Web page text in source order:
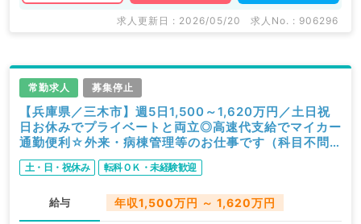
求人更新日 : 2026/05/20 求人No. : 906296
常勤求人 募集停止
【兵庫県／三木市】週5日1,500～1,620万円／土日祝
日お休みでプライベートと両立◎高速代支給でマイカー
通勤便利☆外来・病棟管理等のお仕事です（科目不問
／常勤）
土・日・祝休み 転科ＯＫ・未経験歓迎
給与 年収1,500万円 ～ 1,620万円